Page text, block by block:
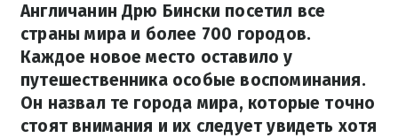
Англичанин Дрю Бински посетил все
страны мира и более 700 городов.
Каждое новое место оставило у
путешественника особые воспоминания.
Он назвал те города мира, которые точно
стоят внимания и их следует увидеть хотя